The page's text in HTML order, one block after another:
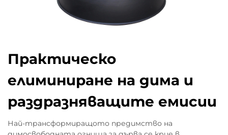
Практическо
елиминиране на дима и
раздразняващите емисии
Най-трансформиращото предимство на